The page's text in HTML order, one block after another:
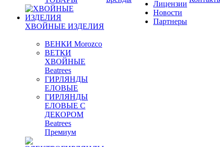
ХВОЙНЫЕ ИЗДЕЛИЯ
ВЕНКИ Morozco
ВЕТКИ
ХВОЙНЫЕ
Beatrees
ГИРЛЯНДЫ
ЕЛОВЫЕ
ГИРЛЯНДЫ
ЕЛОВЫЕ С
ДЕКОРОМ
Beatrees
Премиум
Лицензии
Новости
Партнеры